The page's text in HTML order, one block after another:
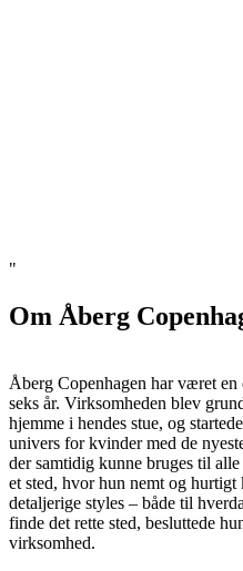
"
Om Åberg
Åberg Copenhagen har været en
seks år. Virksomheden blev
hjemme i hendes stue, og
univers for kvinder med de
der samtidig kunne bruges til
et sted, hvor hun nemt og
detaljerige styles – både til
finde det rette sted, besluttede
virksomhed.